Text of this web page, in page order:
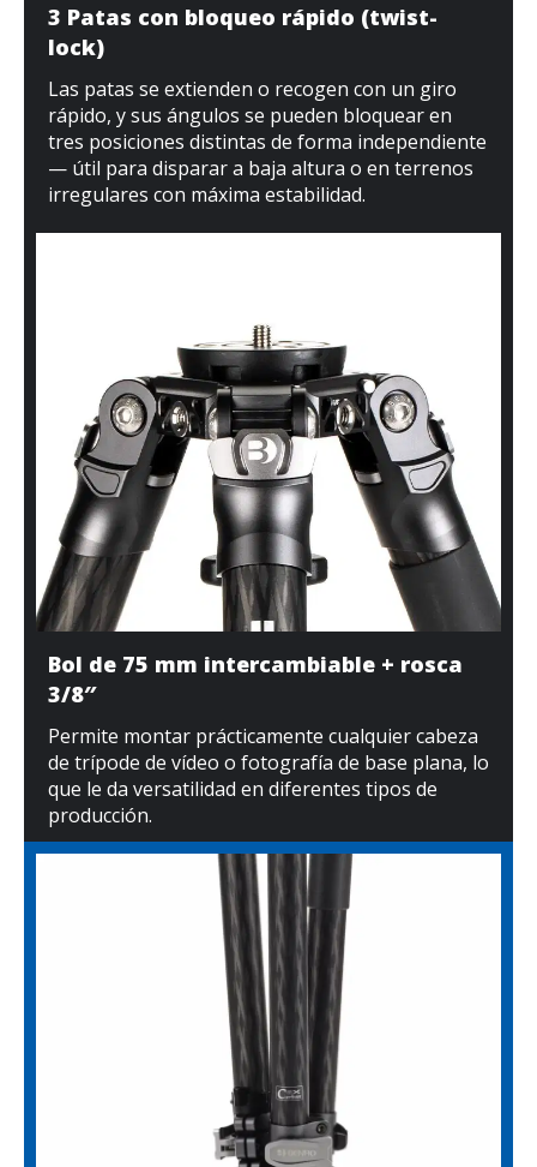
3 Patas con bloqueo rápido (twist-
lock)
Las patas se extienden o recogen con un giro
rápido, y sus ángulos se pueden bloquear en
tres posiciones distintas de forma independiente
— útil para disparar a baja altura o en terrenos
irregulares con máxima estabilidad.
Bol de 75 mm intercambiable + rosca
3/8″
Permite montar prácticamente cualquier cabeza
de trípode de vídeo o fotografía de base plana, lo
que le da versatilidad en diferentes tipos de
producción.